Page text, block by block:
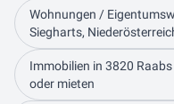
Wohnungen /
Siegharts,
Immobilien in 3820
oder mieten